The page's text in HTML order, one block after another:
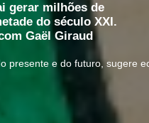
gerar milhões de
do século XXI.
Gaël Giraud
presente e do futuro, sugere